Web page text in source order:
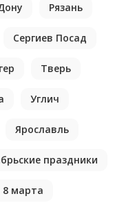
Рязань
Сергиев Посад
Тверь
Углич
Ярославль
праздники
8 марта